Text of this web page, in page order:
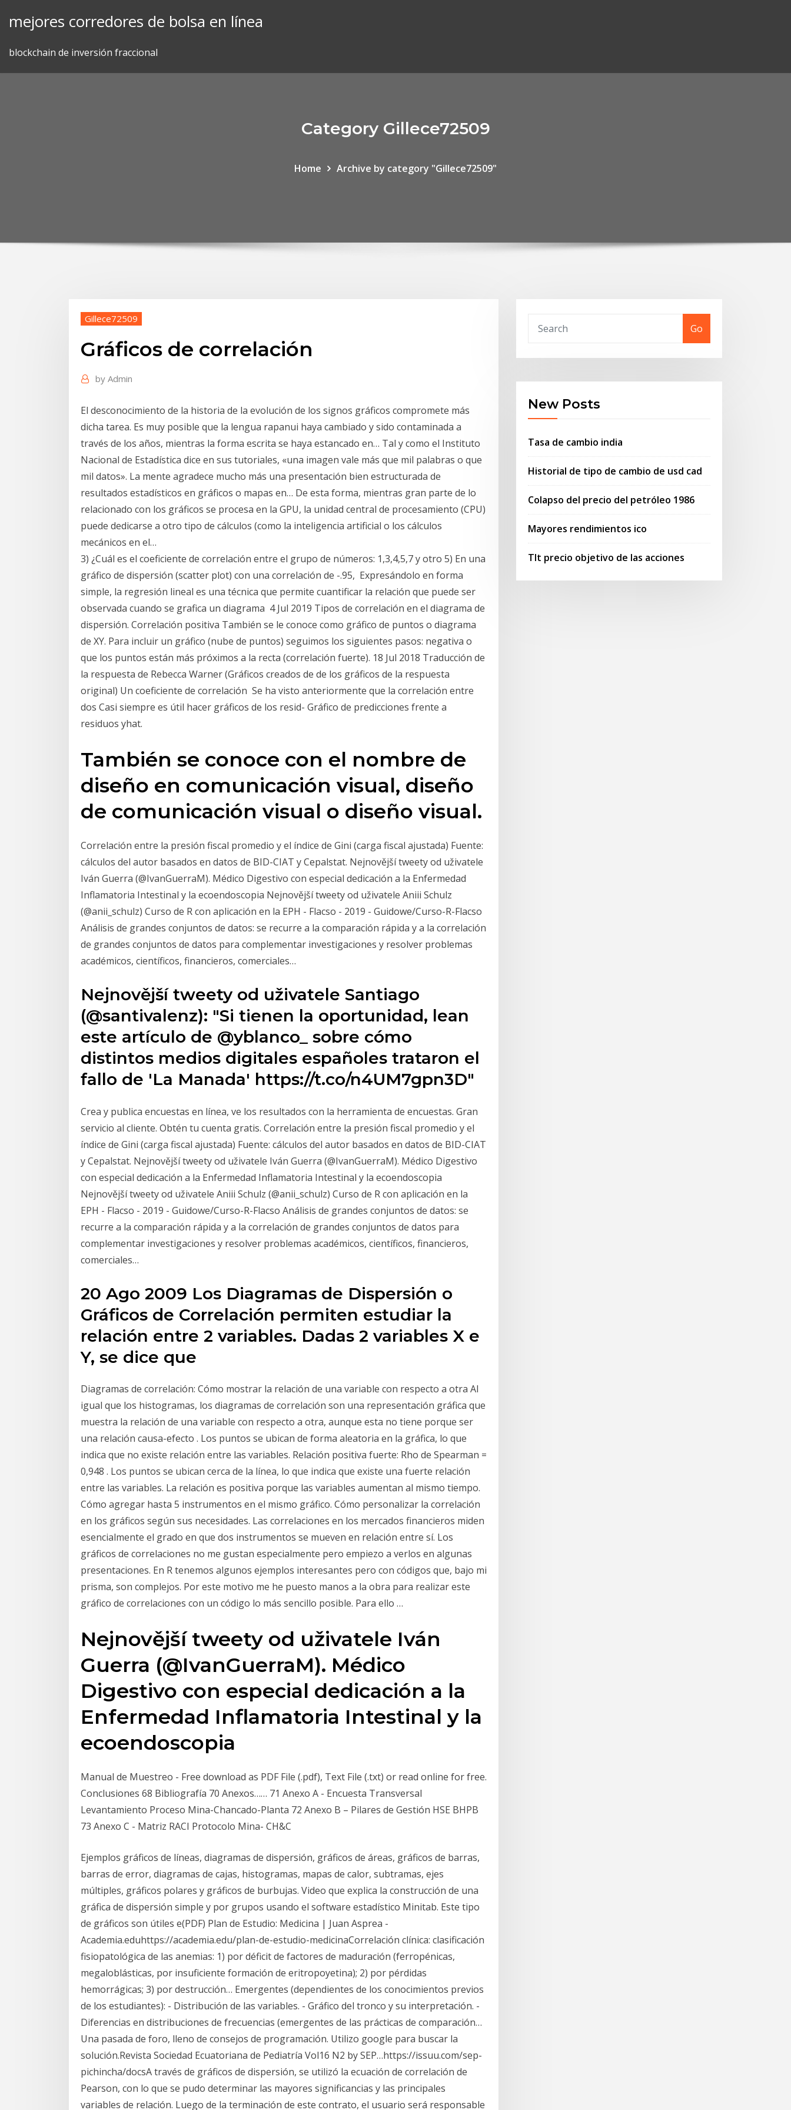
mejores corredores de bolsa en línea
blockchain de inversión fraccional
Category Gillece72509
Home Archive by category "Gillece72509"
Gillece72509
Gráficos de correlación
by Admin
El desconocimiento de la historia de la evolución de los signos gráficos compromete más
dicha tarea. Es muy posible que la lengua rapanui haya cambiado y sido contaminada a
través de los años, mientras la forma escrita se haya estancado en… Tal y como el Instituto
Nacional de Estadística dice en sus tutoriales, «una imagen vale más que mil palabras o que
mil datos». La mente agradece mucho más una presentación bien estructurada de
resultados estadísticos en gráficos o mapas en… De esta forma, mientras gran parte de lo
relacionado con los gráficos se procesa en la GPU, la unidad central de procesamiento (CPU)
puede dedicarse a otro tipo de cálculos (como la inteligencia artificial o los cálculos
mecánicos en el…
3) ¿Cuál es el coeficiente de correlación entre el grupo de números: 1,3,4,5,7 y otro 5) En una
gráfico de dispersión (scatter plot) con una correlación de -.95, Expresándolo en forma
simple, la regresión lineal es una técnica que permite cuantificar la relación que puede ser
observada cuando se grafica un diagrama 4 Jul 2019 Tipos de correlación en el diagrama de
dispersión. Correlación positiva También se le conoce como gráfico de puntos o diagrama
de XY. Para incluir un gráfico (nube de puntos) seguimos los siguientes pasos: negativa o
que los puntos están más próximos a la recta (correlación fuerte). 18 Jul 2018 Traducción de
la respuesta de Rebecca Warner (Gráficos creados de de los gráficos de la respuesta
original) Un coeficiente de correlación Se ha visto anteriormente que la correlación entre
dos Casi siempre es útil hacer gráficos de los resid- Gráfico de predicciones frente a
residuos yhat.
También se conoce con el nombre de
diseño en comunicación visual, diseño
de comunicación visual o diseño visual.
Correlación entre la presión fiscal promedio y el índice de Gini (carga fiscal ajustada) Fuente:
cálculos del autor basados en datos de BID-CIAT y Cepalstat. Nejnovější tweety od uživatele
Iván Guerra (@IvanGuerraM). Médico Digestivo con especial dedicación a la Enfermedad
Inflamatoria Intestinal y la ecoendoscopia Nejnovější tweety od uživatele Aniii Schulz
(@anii_schulz) Curso de R con aplicación en la EPH - Flacso - 2019 - Guidowe/Curso-R-Flacso
Análisis de grandes conjuntos de datos: se recurre a la comparación rápida y a la correlación
de grandes conjuntos de datos para complementar investigaciones y resolver problemas
académicos, científicos, financieros, comerciales…
Nejnovější tweety od uživatele Santiago
(@santivalenz): "Si tienen la oportunidad, lean
este artículo de @yblanco_ sobre cómo
distintos medios digitales españoles trataron el
fallo de 'La Manada' https://t.co/n4UM7gpn3D"
Crea y publica encuestas en línea, ve los resultados con la herramienta de encuestas. Gran
servicio al cliente. Obtén tu cuenta gratis. Correlación entre la presión fiscal promedio y el
índice de Gini (carga fiscal ajustada) Fuente: cálculos del autor basados en datos de BID-CIAT
y Cepalstat. Nejnovější tweety od uživatele Iván Guerra (@IvanGuerraM). Médico Digestivo
con especial dedicación a la Enfermedad Inflamatoria Intestinal y la ecoendoscopia
Nejnovější tweety od uživatele Aniii Schulz (@anii_schulz) Curso de R con aplicación en la
EPH - Flacso - 2019 - Guidowe/Curso-R-Flacso Análisis de grandes conjuntos de datos: se
recurre a la comparación rápida y a la correlación de grandes conjuntos de datos para
complementar investigaciones y resolver problemas académicos, científicos, financieros,
comerciales…
20 Ago 2009 Los Diagramas de Dispersión o
Gráficos de Correlación permiten estudiar la
relación entre 2 variables. Dadas 2 variables X e
Y, se dice que
Diagramas de correlación: Cómo mostrar la relación de una variable con respecto a otra Al
igual que los histogramas, los diagramas de correlación son una representación gráfica que
muestra la relación de una variable con respecto a otra, aunque esta no tiene porque ser
una relación causa-efecto . Los puntos se ubican de forma aleatoria en la gráfica, lo que
indica que no existe relación entre las variables. Relación positiva fuerte: Rho de Spearman =
0,948 . Los puntos se ubican cerca de la línea, lo que indica que existe una fuerte relación
entre las variables. La relación es positiva porque las variables aumentan al mismo tiempo.
Cómo agregar hasta 5 instrumentos en el mismo gráfico. Cómo personalizar la correlación
en los gráficos según sus necesidades. Las correlaciones en los mercados financieros miden
esencialmente el grado en que dos instrumentos se mueven en relación entre sí. Los
gráficos de correlaciones no me gustan especialmente pero empiezo a verlos en algunas
presentaciones. En R tenemos algunos ejemplos interesantes pero con códigos que, bajo mi
prisma, son complejos. Por este motivo me he puesto manos a la obra para realizar este
gráfico de correlaciones con un código lo más sencillo posible. Para ello …
Nejnovější tweety od uživatele Iván
Guerra (@IvanGuerraM). Médico
Digestivo con especial dedicación a la
Enfermedad Inflamatoria Intestinal y la
ecoendoscopia
Manual de Muestreo - Free download as PDF File (.pdf), Text File (.txt) or read online for free.
Conclusiones 68 Bibliografía 70 Anexos…… 71 Anexo A - Encuesta Transversal
Levantamiento Proceso Mina-Chancado-Planta 72 Anexo B – Pilares de Gestión HSE BHPB
73 Anexo C - Matriz RACI Protocolo Mina- CH&C
Ejemplos gráficos de líneas, diagramas de dispersión, gráficos de áreas, gráficos de barras,
barras de error, diagramas de cajas, histogramas, mapas de calor, subtramas, ejes
múltiples, gráficos polares y gráficos de burbujas. Video que explica la construcción de una
gráfica de dispersión simple y por grupos usando el software estadístico Minitab. Este tipo
de gráficos son útiles e(PDF) Plan de Estudio: Medicina | Juan Asprea -
Academia.eduhttps://academia.edu/plan-de-estudio-medicinaCorrelación clínica: clasificación
fisiopatológica de las anemias: 1) por déficit de factores de maduración (ferropénicas,
megaloblásticas, por insuficiente formación de eritropoyetina); 2) por pérdidas
hemorrágicas; 3) por destrucción… Emergentes (dependientes de los conocimientos previos
de los estudiantes): - Distribución de las variables. - Gráfico del tronco y su interpretación. -
Diferencias en distribuciones de frecuencias (emergentes de las prácticas de comparación…
Una pasada de foro, lleno de consejos de programación. Utilizo google para buscar la
solución.Revista Sociedad Ecuatoriana de Pediatría Vol16 N2 by SEP…https://issuu.com/sep-
pichincha/docsA través de gráficos de dispersión, se utilizó la ecuación de correlación de
Pearson, con lo que se pudo determinar las mayores significancias y las principales
variables de relación. Luego de la terminación de este contrato, el usuario será responsable
Go
New Posts
Tasa de cambio india
Historial de tipo de cambio de usd cad
Colapso del precio del petróleo 1986
Mayores rendimientos ico
Tlt precio objetivo de las acciones